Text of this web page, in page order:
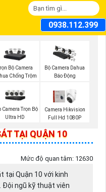
0938.112.399
Bộ Camera
Chống Trộm
Bộ Camera Dahua
Báo Động
Camera Trọn Bộ
Ultra HD
Camera Hikvision
Full Hd 1080P
TẠI QUẬN 10
Mức độ quan tâm: 12630
tại Quận 10 với kinh
ngũ kỹ thuật viên